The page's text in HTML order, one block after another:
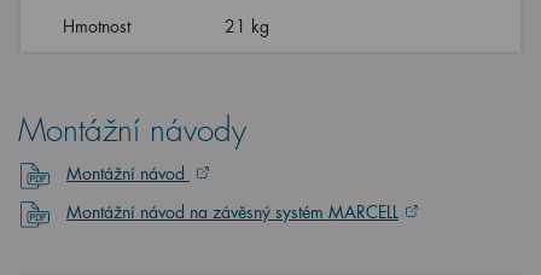
Hmotnost
21 kg
Montážní návody
Montážní návod
Montážní návod na závěsný systém MARCELL